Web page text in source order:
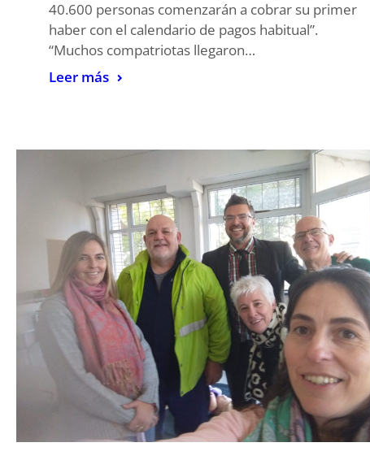
40.600 personas comenzarán a cobrar su primer
haber con el calendario de pagos habitual”.
“Muchos compatriotas llegaron…
Leer más